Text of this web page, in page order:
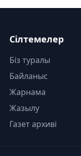
Сілтемелер
Біз туралы
Байланыс
Жарнама
Жазылу
Газет архиві